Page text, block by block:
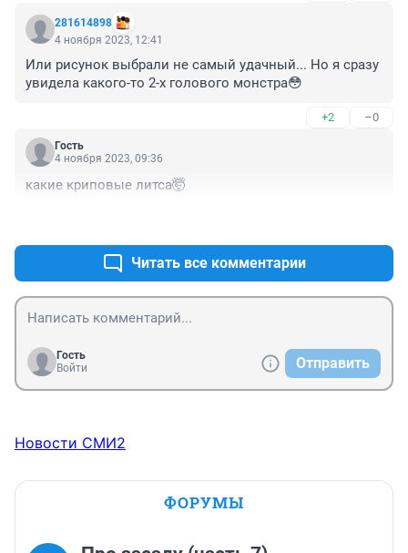
281614898
4 ноября 2023, 12:41
Или рисунок выбрали не самый удачный... Но я сразу
увидела какого-то 2-х голового монстра😳
+2 –0
Гость
4 ноября 2023, 09:36
какие криповые литса🤯
Читать все комментарии
Гость
Войти
Отправить
Новости СМИ2
ФОРУМЫ